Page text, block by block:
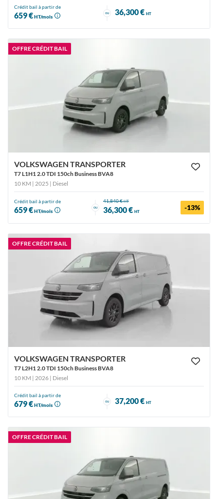
Crédit bail à partir de
659 €HT/mois
ou 36,300 € HT
OFFRE CRÉDIT BAIL
VOLKSWAGEN TRANSPORTER
T7 L1H1 2.0 TDI 150ch Business BVA8
10 KM | 2025 | Diesel
Crédit bail à partir de
659 €HT/mois
ou
41,840 €HT
36,300 € HT -13%
OFFRE CRÉDIT BAIL
VOLKSWAGEN TRANSPORTER
T7 L2H1 2.0 TDI 150ch Business BVA8
10 KM | 2026 | Diesel
Crédit bail à partir de
679 €HT/mois
ou 37,200 € HT
OFFRE CRÉDIT BAIL